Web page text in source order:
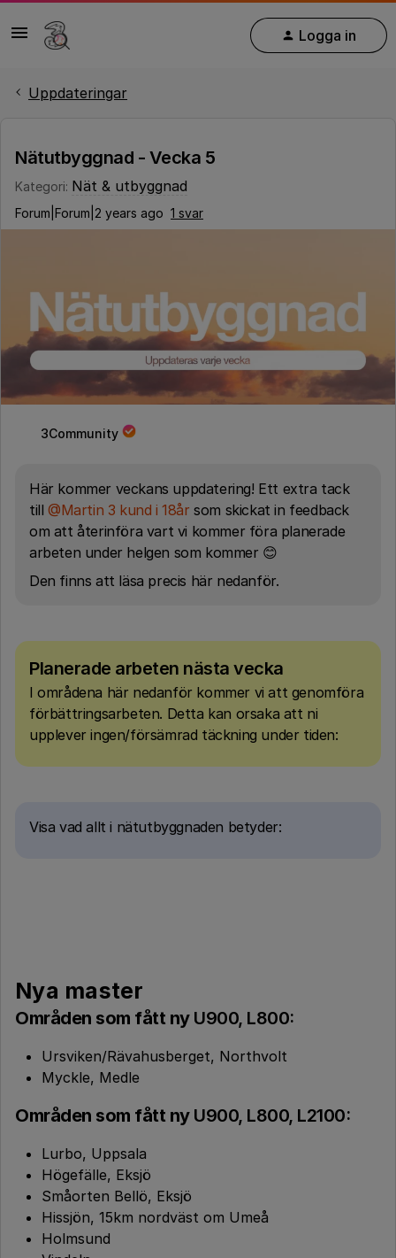
Logga in
Uppdateringar
Nätutbyggnad - Vecka 5
Kategori: Nät & utbyggnad
Forum|Forum|2 years ago 1 svar
3Community
Här kommer veckans uppdatering! Ett extra tack
till @Martin 3 kund i 18år som skickat in feedback
om att återinföra vart vi kommer föra planerade
arbeten under helgen som kommer 😊
Den finns att läsa precis här nedanför.
Planerade arbeten nästa vecka
I områdena här nedanför kommer vi att genomföra
förbättringsarbeten. Detta kan orsaka att ni
upplever ingen/försämrad täckning under tiden:
Visa vad allt i nätutbyggnaden betyder:
Nya master
Områden som fått ny U900, L800:
Ursviken/Rävahusberget, Northvolt
Myckle, Medle
Områden som fått ny U900, L800, L2100:
Lurbo, Uppsala
Högefälle, Eksjö
Småorten Bellö, Eksjö
Hissjön, 15km nordväst om Umeå
Holmsund